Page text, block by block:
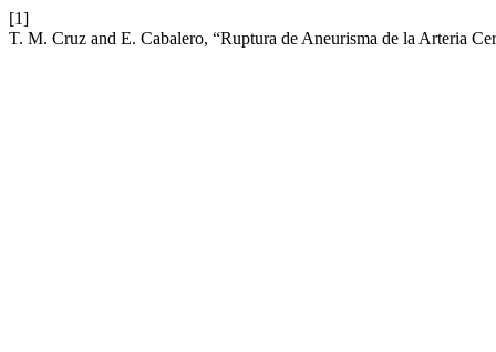
[1]
T. M. Cruz and E. Cabalero, “Ruptura de Aneurisma de la Arteria